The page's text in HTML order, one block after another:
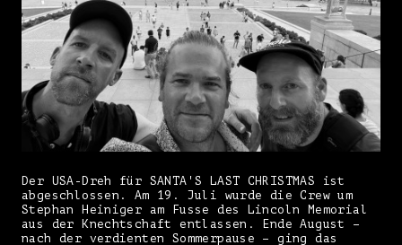
Der USA-Dreh für SANTA'S LAST CHRISTMAS ist
abgeschlossen. Am 19. Juli wurde die Crew um
Stephan Heiniger am Fusse des Lincoln Memorial
aus der Knechtschaft entlassen. Ende August –
nach der verdienten Sommerpause – ging das